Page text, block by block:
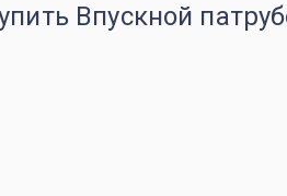
Впускной